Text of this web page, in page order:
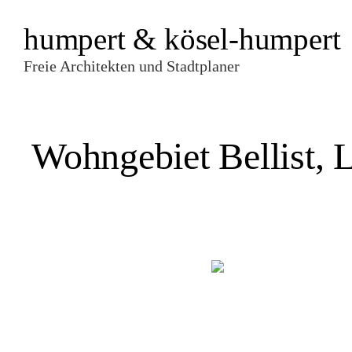
humpert & kösel-humpert
Freie Architekten und Stadtplaner
Wohngebiet Bellist,